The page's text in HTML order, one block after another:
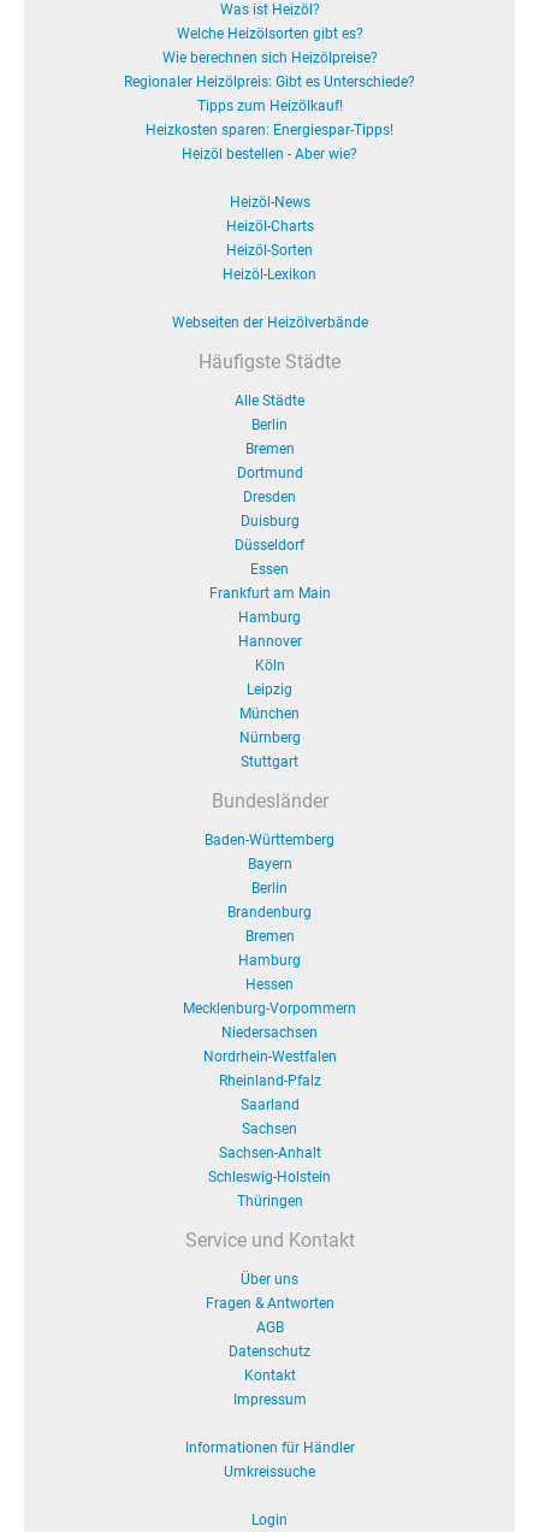
Was ist Heizöl?
Welche Heizölsorten gibt es?
Wie berechnen sich Heizölpreise?
Regionaler Heizölpreis: Gibt es Unterschiede?
Tipps zum Heizölkauf!
Heizkosten sparen: Energiespar-Tipps!
Heizöl bestellen - Aber wie?
Heizöl-News
Heizöl-Charts
Heizöl-Sorten
Heizöl-Lexikon
Webseiten der Heizölverbände
Häufigste Städte
Alle Städte
Berlin
Bremen
Dortmund
Dresden
Duisburg
Düsseldorf
Essen
Frankfurt am Main
Hamburg
Hannover
Köln
Leipzig
München
Nürnberg
Stuttgart
Bundesländer
Baden-Württemberg
Bayern
Berlin
Brandenburg
Bremen
Hamburg
Hessen
Mecklenburg-Vorpommern
Niedersachsen
Nordrhein-Westfalen
Rheinland-Pfalz
Saarland
Sachsen
Sachsen-Anhalt
Schleswig-Holstein
Thüringen
Service und Kontakt
Über uns
Fragen & Antworten
AGB
Datenschutz
Kontakt
Impressum
Informationen für Händler
Umkreissuche
Login